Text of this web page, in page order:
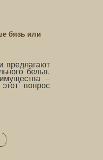
бязь или
предлагают
белья.
–
вопрос